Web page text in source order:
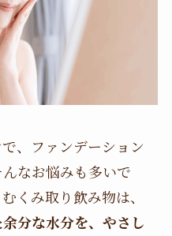
、ファンデーション
なお悩みも多いで
くみ取り飲み物は、
分な水分を、やさし